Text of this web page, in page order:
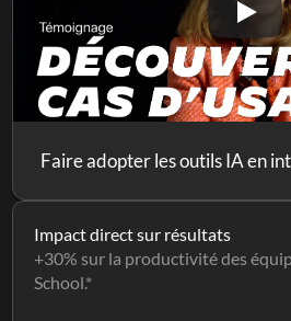
Faire adopter les outils IA en
Impact direct sur résultats
+30% sur la productivité des
School.*